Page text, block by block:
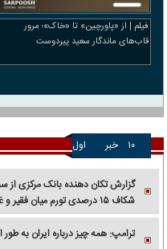
فیلم | از «پاورچین» تا «خاک»؛ مرور
قاب‌های ماندگار سعید پیردوست
۱۰ خبر اول
گزارش تکان‌ دهنده بانک مرکزی از
شکاف ۱۵ درصدی تورم میان فقیر و غنی
ترامپ: همه چیز درباره ایران به